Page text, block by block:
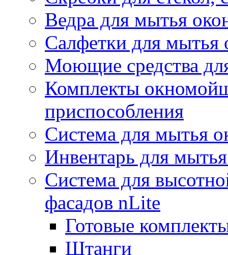
Ведра для мытья
Салфетки для мытья
Моющие средства
Комплекты
приспособления
Система для мытья
Инвентарь для
Система для
фасадов nLite
Готовые
Штанги